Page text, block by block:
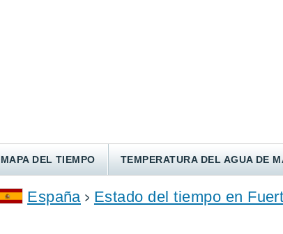
MAPA DEL TIEMPO TEMPERATURA DEL AGUA DE
España Estado del tiempo en